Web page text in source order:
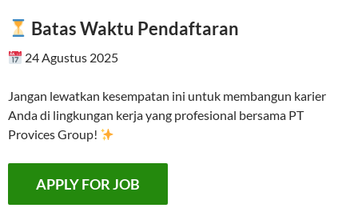
Batas Waktu Pendaftaran
24 Agustus 2025
Jangan lewatkan kesempatan ini untuk membangun karier
Anda di lingkungan kerja yang profesional bersama PT
Provices Group!